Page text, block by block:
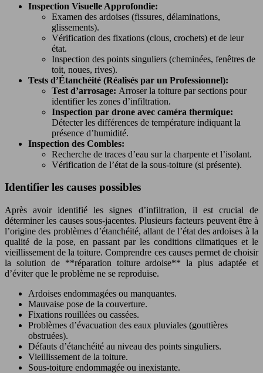
Inspection Visuelle Approfondie:
Examen des ardoises (fissures, délaminations,
glissements).
Vérification des fixations (clous, crochets) et de leur
état.
Inspection des points singuliers (cheminées, fenêtres de
toit, noues, rives).
Tests d’Étanchéité (Réalisés par un Professionnel):
Test d’arrosage: Arroser la toiture par sections pour
identifier les zones d’infiltration.
Inspection par drone avec caméra thermique:
Détecter les différences de température indiquant la
présence d’humidité.
Inspection des Combles:
Recherche de traces d’eau sur la charpente et l’isolant.
Vérification de l’état de la sous-toiture (si présente).
Identifier les causes possibles
Après avoir identifié les signes d’infiltration, il est crucial de
déterminer les causes sous-jacentes. Plusieurs facteurs peuvent être à
l’origine des problèmes d’étanchéité, allant de l’état des ardoises à la
qualité de la pose, en passant par les conditions climatiques et le
vieillissement de la toiture. Comprendre ces causes permet de choisir
la solution de **réparation toiture ardoise** la plus adaptée et
d’éviter que le problème ne se reproduise.
Ardoises endommagées ou manquantes.
Mauvaise pose de la couverture.
Fixations rouillées ou cassées.
Problèmes d’évacuation des eaux pluviales (gouttières
obstruées).
Défauts d’étanchéité au niveau des points singuliers.
Vieillissement de la toiture.
Sous-toiture endommagée ou inexistante.